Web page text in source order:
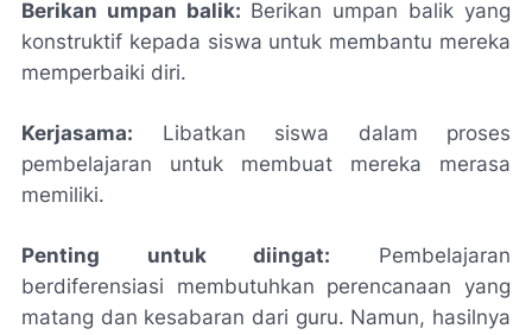
Berikan umpan balik: Berikan umpan balik yang
konstruktif kepada siswa untuk membantu mereka
memperbaiki diri.
Kerjasama: Libatkan siswa dalam proses
pembelajaran untuk membuat mereka merasa
memiliki.
Penting untuk diingat: Pembelajaran
berdiferensiasi membutuhkan perencanaan yang
matang dan kesabaran dari guru. Namun, hasilnya